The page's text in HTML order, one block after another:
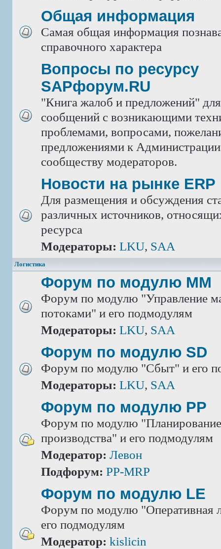
Общая информация
Самая общая информация
справочного характера
Вопросы по ресурсу
SAPфорум.RU
"Книга жалоб и предложений"
сообщений с возникающими
проблемами, вопросами,
предложениями к
сообществу модераторов.
Новости на рынке ERP
Для размещения и обсуждения
различных источников,
ресурса
Модераторы: LKU, SAA
Логистика
Форум по модулю ММ
Форум по модулю "Управление
потоками" и его подмодулям
Модераторы: LKU, SAA
Форум по модулю SD
Форум по модулю "Сбыт" и его
Модераторы: LKU, SAA
Форум по модулю РР
Форум по модулю "Планирование
производства" и его подмодулям
Модератор: Левон
Подфорум: PP-MRP
Форум по модулю LE
Форум по модулю "Оперативная
его подмодулям
Модератор: kislicin